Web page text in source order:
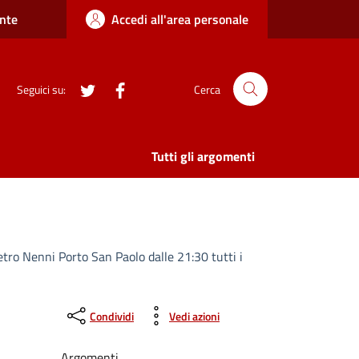
Accedi all'area personale
Seguici su: twitter Cerca
Tutti gli argomenti
Nenni Porto San Paolo dalle 21:30 tutti i
Condividi Vedi azioni